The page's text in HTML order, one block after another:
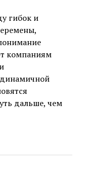
гибок и
компаниям
дальше, чем